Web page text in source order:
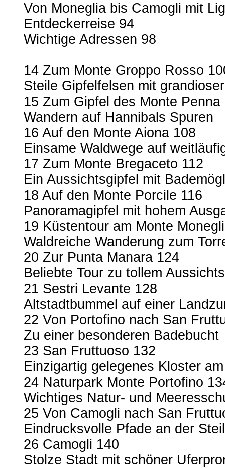
Von Moneglia bis Camogli mit
Entdeckerreise 94
Wichtige Adressen 98
14 Zum Monte Groppo Rosso
Steile Gipfelfelsen mit
15 Zum Gipfel des Monte Penna
Wandern auf Hannibals Spuren
16 Auf den Monte Aiona 108
Einsame Waldwege auf
17 Zum Monte Bregaceto 112
Ein Aussichtsgipfel mit
18 Auf den Monte Porcile 116
Panoramagipfel mit hohem
19 Küstentour am Monte
Waldreiche Wanderung zum
20 Zur Punta Manara 124
Beliebte Tour zu tollem
21 Sestri Levante 128
Altstadtbummel auf einer
22 Von Portofino nach San
Zu einer besonderen Badebucht
23 San Fruttuoso 132
Einzigartig gelegenes Kloster
24 Naturpark Monte Portofino
Wichtiges Natur- und
25 Von Camogli nach San
Eindrucksvolle Pfade an der
26 Camogli 140
Stolze Stadt mit schöner